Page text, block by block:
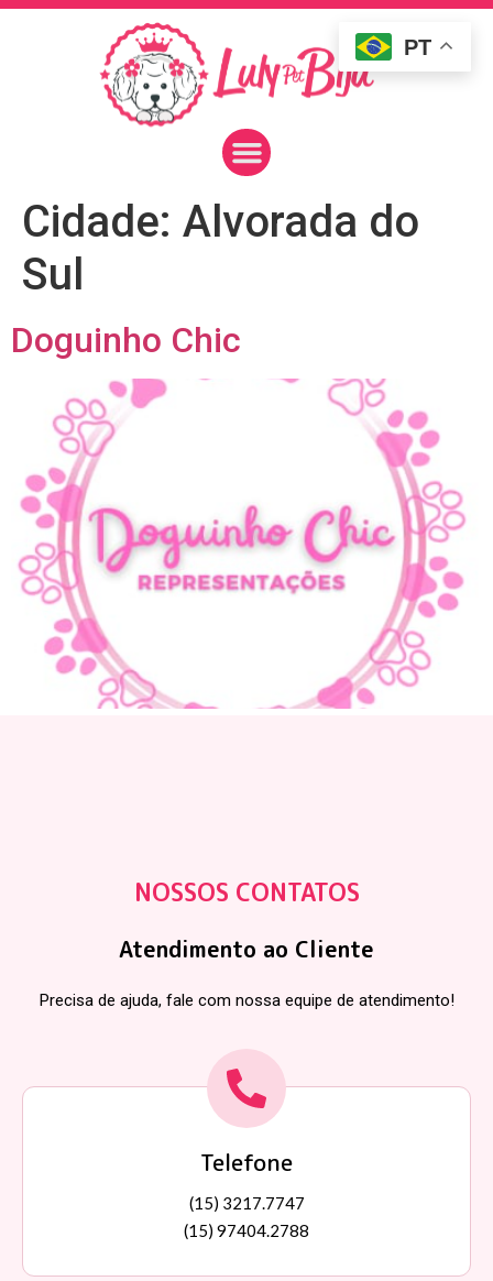
Cidade: Alvorada do
Sul
Doguinho Chic
NOSSOS CONTATOS
Atendimento ao Cliente
Precisa de ajuda, fale com nossa equipe de atendimento!
Telefone
(15) 3217.7747
(15) 97404.2788
PT